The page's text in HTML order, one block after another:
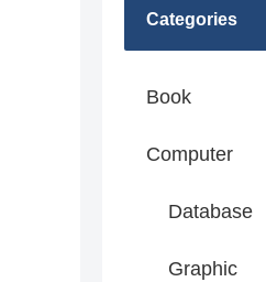
Categories
Book
Computer
Database
Graphic